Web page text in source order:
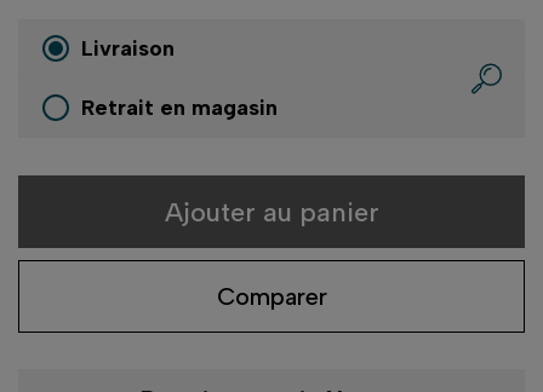
Livraison
Retrait en magasin
Ajouter au panier
Comparer